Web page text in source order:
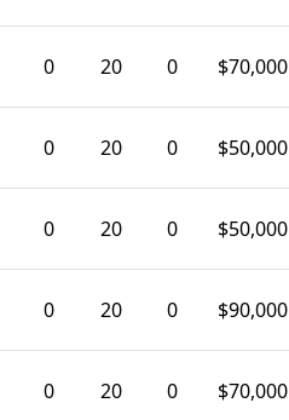
0 20 0 $70,000
0 20 0 $50,000
0 20 0 $50,000
0 20 0 $90,000
0 20 0 $70,000